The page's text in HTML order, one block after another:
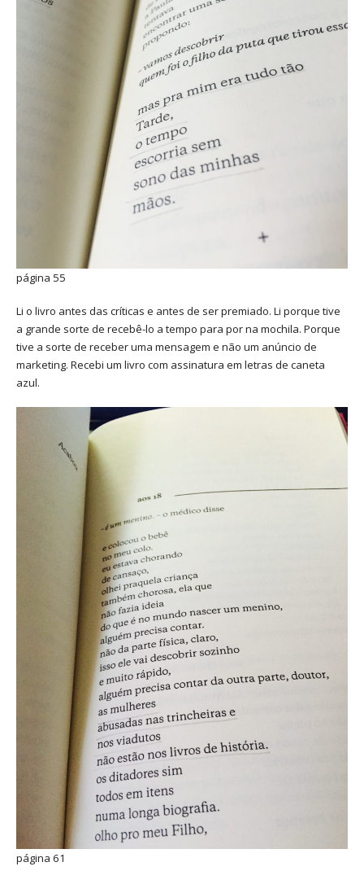
página 55
Li o livro antes das críticas e antes de ser premiado. Li porque tive
a grande sorte de recebê-lo a tempo para por na mochila. Porque
tive a sorte de receber uma mensagem e não um anúncio de
marketing. Recebi um livro com assinatura em letras de caneta
azul.
página 61